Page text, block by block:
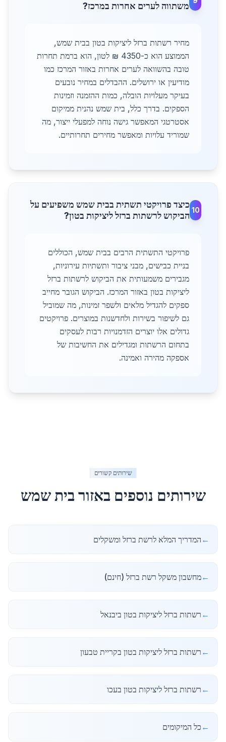
משתווה לערים אחרות במרכז?
מחיר רשתות ברזל ליציקות בטון בבית שמש,
הממוצע הוא כ-4350 ₪ לטון, הוא ברמת תחרות
טובה בהשוואה לערים אחרות באזור המרכז כמו
מודיעין או ירושלים. ההבדלים במחיר נובעים
בעיקר מעלויות הובלה, כמות ההזמנה וזמינות
הספקים. בדרך כלל, בית שמש נהנית ממיקום
אסטרטגי המאפשר גישה נוחה למפעלי ייצור, מה
שמוריד עלויות ומאפשר מחירים תחרותיים.
10
כיצד פרויקטי תשתית בבית שמש משפיעים על
הביקוש לרשתות ברזל ליציקות בטון?
פרויקטי התשתית הרבים בבית שמש, הכוללים
בניית כבישים, מבני ציבור ותשתיות עירוניות,
מגבירים משמעותית את הביקוש לרשתות ברזל
ליציקות בטון באזור המרכז. הביקוש הגובר מחייב
ספקים להגדיל מלאים ולשפר זמינות, מה שמוביל
גם לשיפור בשירות ולחדשנות במוצרים. פרויקטים
גדולים אלו יוצרים הזדמנויות רבות לעסקים
בתחום הרשתות ומגדילים את החשיבות של
אספקה מהירה ואמינה.
שירותים קשורים
שירותים נוספים באזורבית שמש
← המדריך המלא לרשת ברזל ומשקלים
←מחשבון משקל רשת ברזל (חינם)
← רשתות ברזל ליציקות בטון ביבנאל
← רשתות ברזל ליציקות בטון בקריית טבעון
← רשתות ברזל ליציקות בטון בעכו
← כל המיקומים